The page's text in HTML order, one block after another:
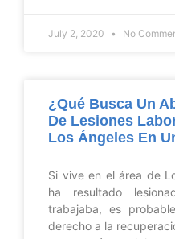
July 2, 2020 No
¿Qué Busca Un
De Lesiones
Los Ángeles En
Si vive en el área de
ha resultado
trabajaba, es
derecho a la